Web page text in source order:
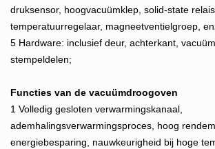
druksensor, hoogvacuümklep, solid-state
temperatuurregelaar, magneetventielgroep,
5 Hardware: inclusief deur, achterkant,
stempeldelen;
Functies van de vacuümdroogoven
1 Volledig gesloten verwarmingskanaal,
ademhalingsverwarmingsproces, hoog
energiebesparing, nauwkeurigheid bij hoge